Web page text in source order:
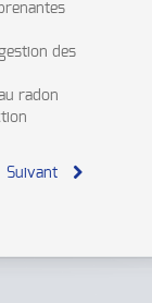
des
radon
Suivant